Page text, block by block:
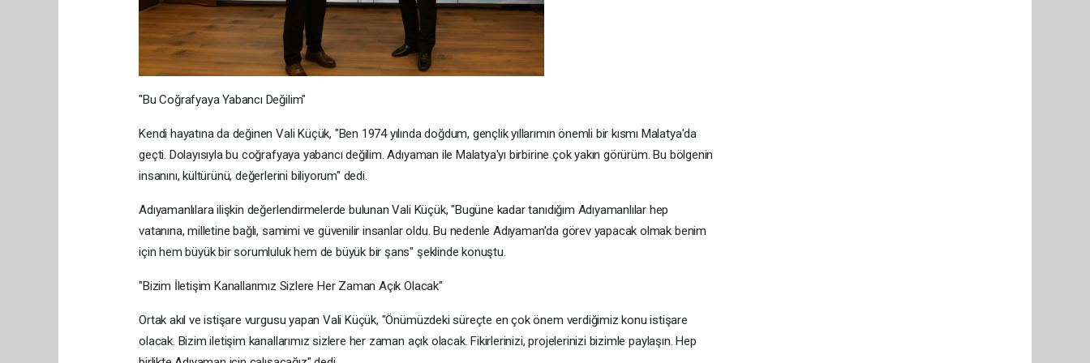
"Bu Coğrafyaya Yabancı Değilim"
Kendi hayatına da değinen Vali Küçük, "Ben 1974 yılında doğdum, gençlik yıllarımın önemli bir kısmı Malatya'da
geçti. Dolayısıyla bu coğrafyaya yabancı değilim. Adıyaman ile Malatya'yı birbirine çok yakın görürüm. Bu bölgenin
insanını, kültürünü, değerlerini biliyorum" dedi.
Adıyamanlılara ilişkin değerlendirmelerde bulunan Vali Küçük, "Bugüne kadar tanıdığım Adıyamanlılar hep
vatanına, milletine bağlı, samimi ve güvenilir insanlar oldu. Bu nedenle Adıyaman'da görev yapacak olmak benim
için hem büyük bir sorumluluk hem de büyük bir şans" şeklinde konuştu.
"Bizim İletişim Kanallarımız Sizlere Her Zaman Açık Olacak"
Ortak akıl ve istişare vurgusu yapan Vali Küçük, "Önümüzdeki süreçte en çok önem verdiğimiz konu istişare
olacak. Bizim iletişim kanallarımız sizlere her zaman açık olacak. Fikirlerinizi, projelerinizi bizimle paylaşın. Hep